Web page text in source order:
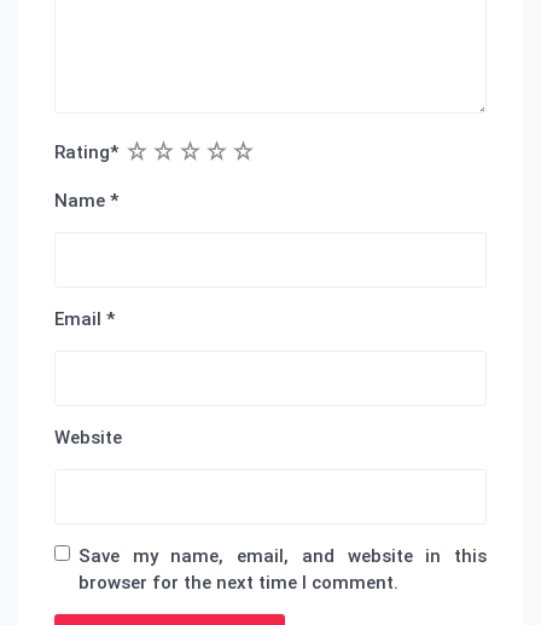
Rating* 5
4
3
2
1
Name *
Email *
Website
Save my name, email, and website in this
browser for the next time I comment.